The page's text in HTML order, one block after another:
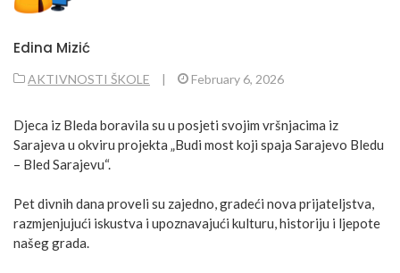
Edina Mizić
AKTIVNOSTI ŠKOLE | February 6, 2026
Djeca iz Bleda boravila su u posjeti svojim vršnjacima iz
Sarajeva u okviru projekta „Budi most koji spaja Sarajevo Bledu
– Bled Sarajevu“.
Pet divnih dana proveli su zajedno, gradeći nova prijateljstva,
razmjenjujući iskustva i upoznavajući kulturu, historiju i ljepote
našeg grada.